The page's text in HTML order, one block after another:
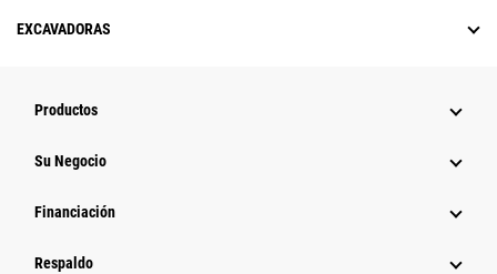
EXCAVADORAS
Productos
Su Negocio
Financiación
Respaldo